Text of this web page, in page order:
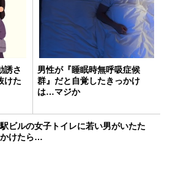
誘さ
けた
男性が『睡眠時無呼吸症候
群』だと自覚したきっかけ
は…マジか
駅ビルの女子トイレに若い男がいたた
けたら…